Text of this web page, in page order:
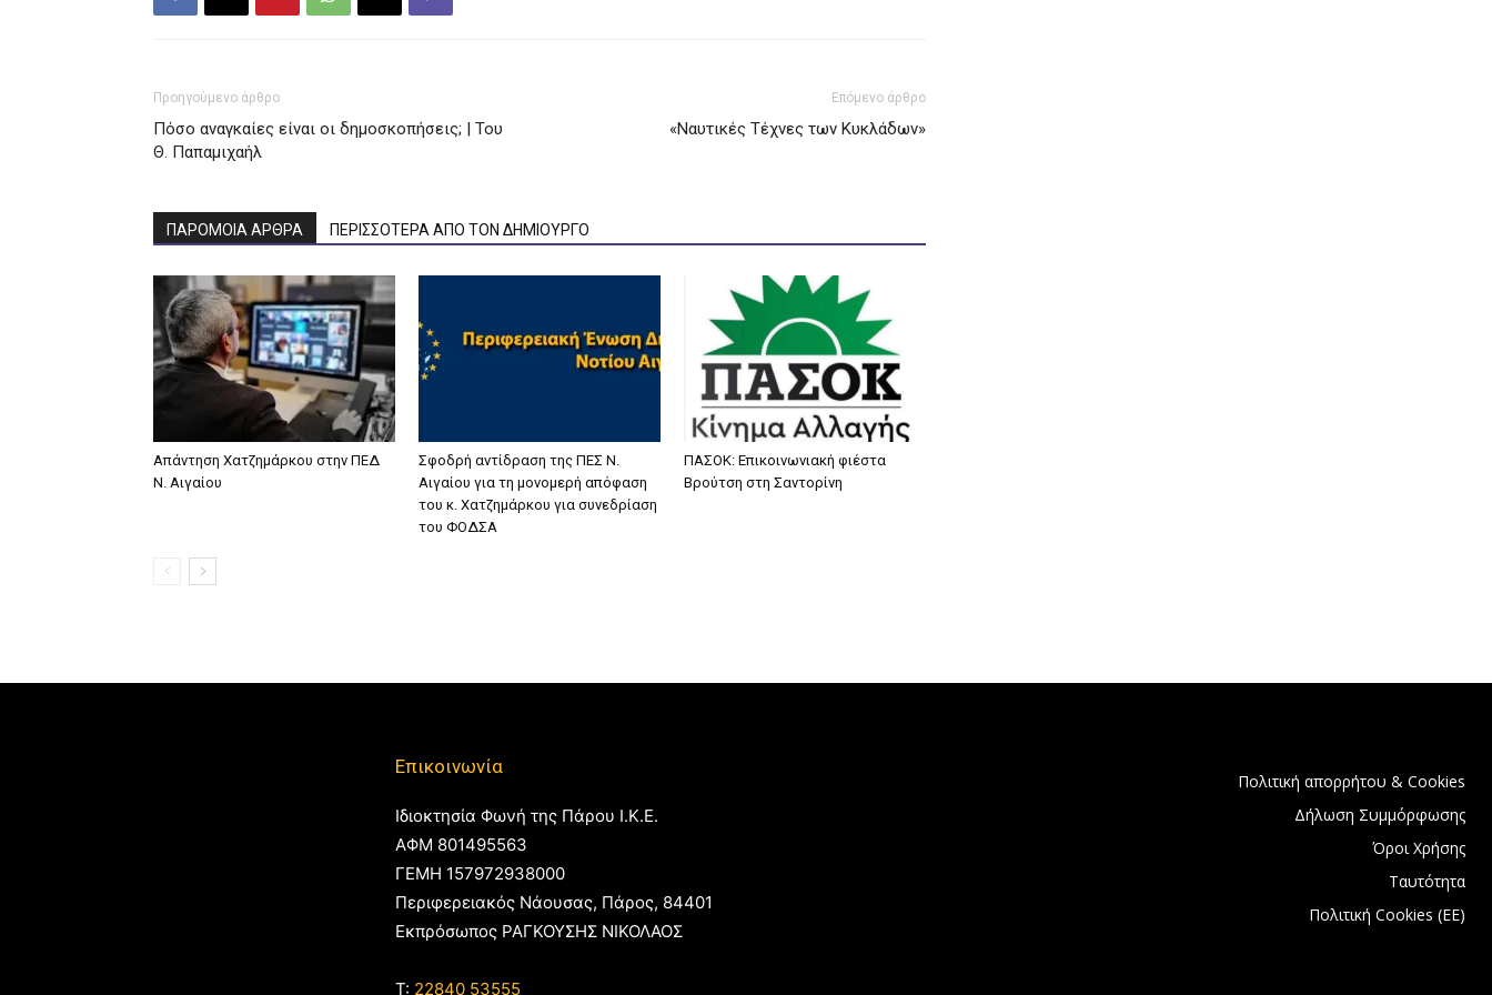
Προηγούμενο άρθρο
Πόσο αναγκαίες είναι οι δημοσκοπήσεις; | Του
Θ. Παπαμιχαήλ
Επόμενο άρθρο
«Ναυτικές Τέχνες των Κυκλάδων»
ΠΑΡΟΜΟΙΑ ΑΡΘΡΑ ΠΕΡΙΣΣΟΤΕΡΑ ΑΠΟ ΤΟΝ ΔΗΜΙΟΥΡΓΟ
Απάντηση Χατζημάρκου στην ΠΕΔ
Ν. Αιγαίου
Σφοδρή αντίδραση της ΠΕΣ Ν.
Αιγαίου για τη μονομερή απόφαση
του κ. Χατζημάρκου για συνεδρίαση
του ΦΟΔΣΑ
ΠΑΣΟΚ: Επικοινωνιακή φιέστα
Βρούτση στη Σαντορίνη
Επικοινωνία
Ιδιοκτησία Φωνή της Πάρου Ι.Κ.Ε.
ΑΦΜ 801495563
ΓΕΜΗ 157972938000
Περιφερειακός Νάουσας, Πάρος, 84401
Εκπρόσωπος ΡΑΓΚΟΥΣΗΣ ΝΙΚΟΛΑΟΣ
T: 22840 53555
Πολιτική απορρήτου & Cookies
Δήλωση Συμμόρφωσης
Όροι Χρήσης
Ταυτότητα
Πολιτική Cookies (ΕΕ)